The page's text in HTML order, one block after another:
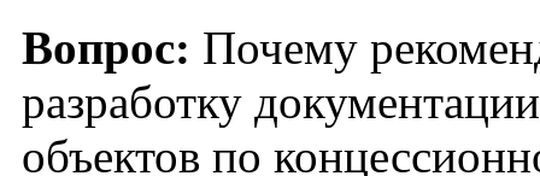
Вопрос: Почему
разработку
объектов по